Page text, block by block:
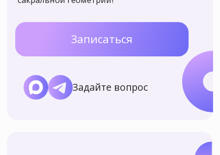
взрослых и детей с нуля